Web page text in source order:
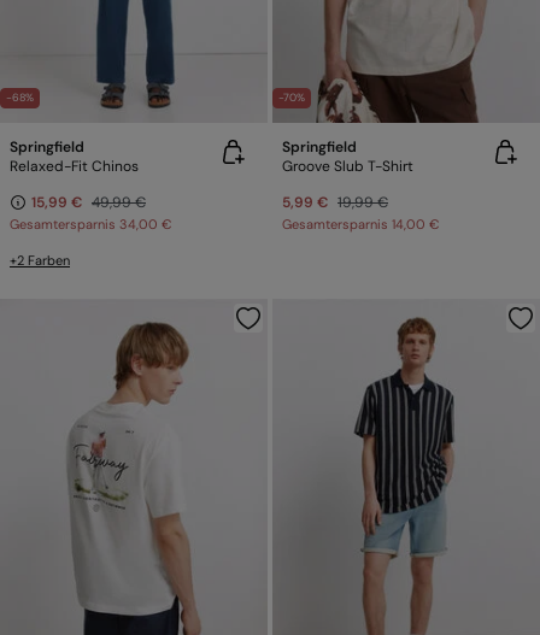
-68%
Springfield
Relaxed-Fit Chinos
15,99 € 49,99 €
Gesamtersparnis 34,00 €
+2 Farben
-70%
Springfield
Groove Slub T-Shirt
5,99 € 19,99 €
Gesamtersparnis 14,00 €